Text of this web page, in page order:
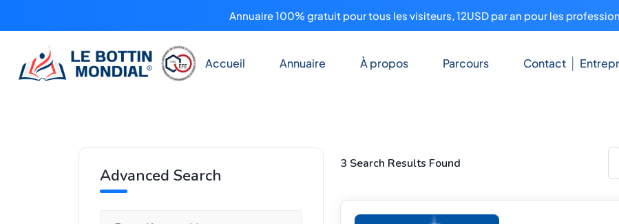
Annuaire 100% gratuit pour tous les visiteurs, 12USD par an pour les
Accueil Annuaire À propos Parcours Contact
3 Search Results Found
Advanced Search